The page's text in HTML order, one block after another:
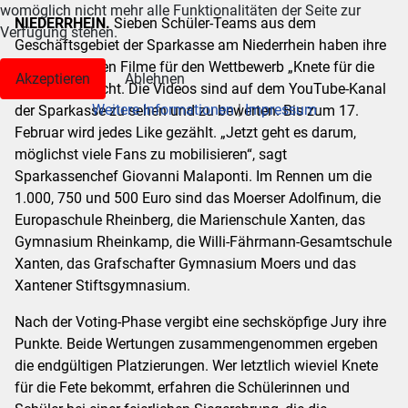
NIEDERRHEIN. Sieben Schüler-Teams aus dem
Geschäftsgebiet der Sparkasse am Niederrhein haben ihre
selbstgedrehten Filme für den Wettbewerb „Knete für die
Fete“ eingereicht. Die Videos sind auf dem YouTube-Kanal
der Sparkasse zu sehen und zu bewerten. Bis zum 17.
Februar wird jedes Like gezählt. „Jetzt geht es darum,
möglichst viele Fans zu mobilisieren“, sagt
Sparkassenchef Giovanni Malaponti. Im Rennen um die
1.000, 750 und 500 Euro sind das Moerser Adolfinum, die
Europaschule Rheinberg, die Marienschule Xanten, das
Gymnasium Rheinkamp, die Willi-Fährmann-Gesamtschule
Xanten, das Grafschafter Gymnasium Moers und das
Xantener Stiftsgymnasium.
Nach der Voting-Phase vergibt eine sechsköpfige Jury ihre
Punkte. Beide Wertungen zusammengenommen ergeben
die endgültigen Platzierungen. Wer letztlich wieviel Knete
für die Fete bekommt, erfahren die Schülerinnen und
womöglich nicht mehr alle Funktionalitäten der Seite zur
Verfügung stehen.
Akzeptieren
Ablehnen
Weitere Informationen|Impressum